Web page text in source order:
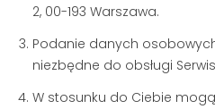
2, 00-193 Warszawa.
Podanie danych
niezbędne do obsługi
W stosunku do Ciebie